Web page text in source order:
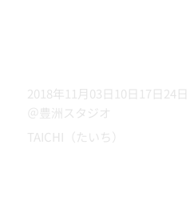
2018年11月03日10日17日24日
＠豊洲スタジオ
TAICHI（たいち）